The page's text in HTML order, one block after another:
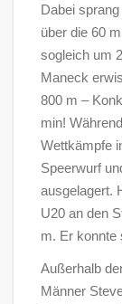
Dabei
über die 60
sogleich um
Maneck
800 m –
min!
Wettkämpfe
Speerwurf
ausgelagert.
U20 an den
m. Er konnte
Außerhalb
Männer